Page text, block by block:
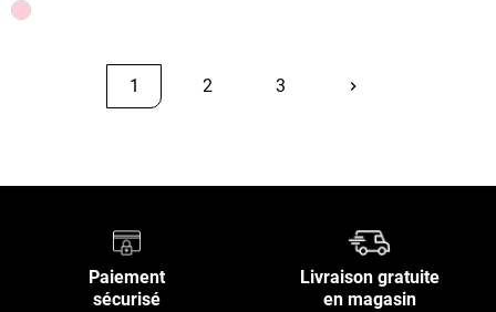
1 2 3 keyboard_arrow_rightSuivant
Paiement
sécurisé
Livraison gratuite
en magasin